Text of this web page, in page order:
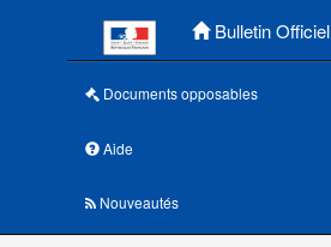
Bulletin Officiel
Documents opposables
Aide
Nouveautés